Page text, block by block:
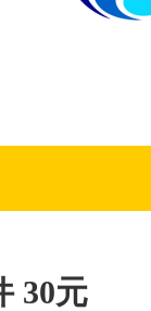
30元